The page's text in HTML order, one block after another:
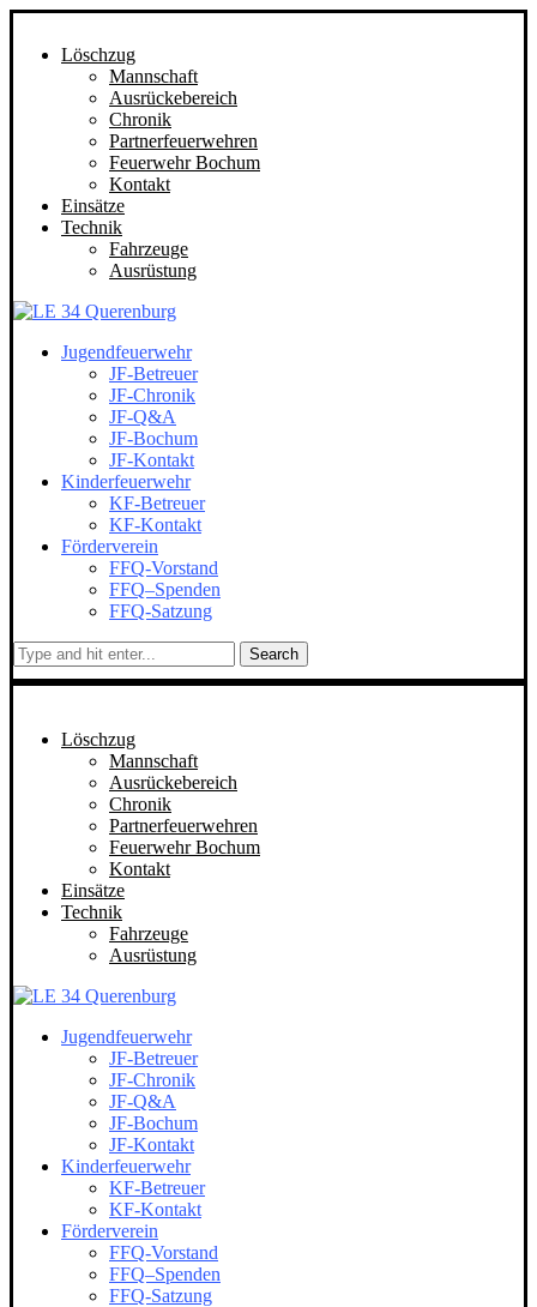
Löschzug
Mannschaft
Ausrückebereich
Chronik
Partnerfeuerwehren
Feuerwehr Bochum
Kontakt
Einsätze
Technik
Fahrzeuge
Ausrüstung
Jugendfeuerwehr
JF-Betreuer
JF-Chronik
JF-Q&A
JF-Bochum
JF-Kontakt
Kinderfeuerwehr
KF-Betreuer
KF-Kontakt
Förderverein
FFQ-Vorstand
FFQ–Spenden
FFQ-Satzung
Search
Löschzug
Mannschaft
Ausrückebereich
Chronik
Partnerfeuerwehren
Feuerwehr Bochum
Kontakt
Einsätze
Technik
Fahrzeuge
Ausrüstung
Jugendfeuerwehr
JF-Betreuer
JF-Chronik
JF-Q&A
JF-Bochum
JF-Kontakt
Kinderfeuerwehr
KF-Betreuer
KF-Kontakt
Förderverein
FFQ-Vorstand
FFQ–Spenden
FFQ-Satzung